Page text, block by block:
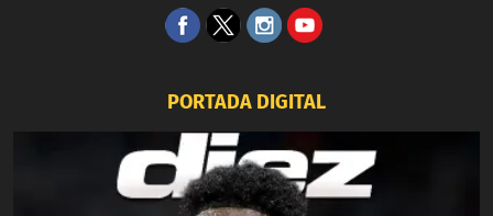
PORTADA DIGITAL